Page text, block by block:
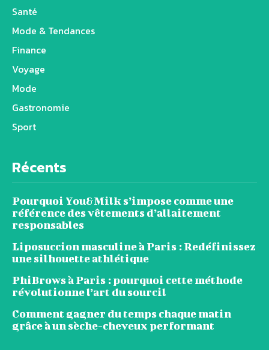
Santé
Mode & Tendances
Finance
Voyage
Mode
Gastronomie
Sport
Récents
Pourquoi You&Milk s’impose comme une
référence des vêtements d’allaitement
responsables
Liposuccion masculine à Paris : Redéfinissez
une silhouette athlétique
PhiBrows à Paris : pourquoi cette méthode
révolutionne l’art du sourcil
Comment gagner du temps chaque matin
grâce à un sèche-cheveux performant